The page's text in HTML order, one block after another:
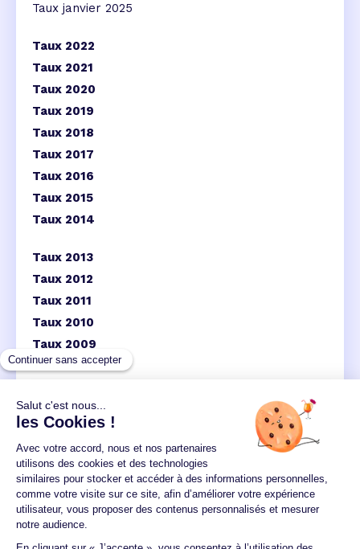
Taux janvier 2025
Taux 2022
Taux 2021
Taux 2020
Taux 2019
Taux 2018
Taux 2017
Taux 2016
Taux 2015
Taux 2014
Taux 2013
Taux 2012
Taux 2011
Taux 2010
Taux 2009
Taux 2008
Un crédit vous engage et doit être remboursé.